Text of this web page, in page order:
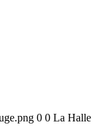
0 0 La Halle